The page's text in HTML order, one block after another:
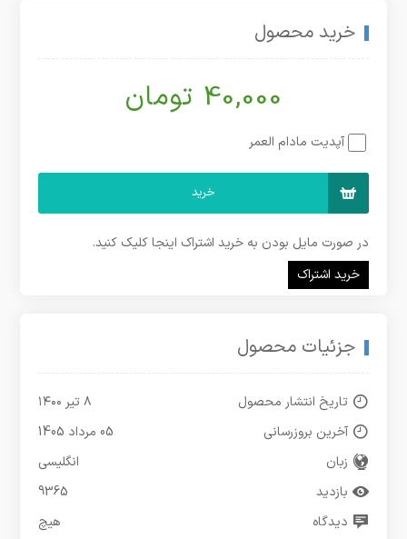
خرید محصول
40,000 تومان
آپدیت مادام العمر
خرید
در صورت مایل بودن به خرید اشتراک اینجا کلیک کنید.
خرید اشتراک
جزئیات محصول
تاریخ انتشار محصول
۸ تیر ۱۴۰۰
آخرین بروزرسانی
05 مرداد 1405
زبان
انگلیسی
بازدید
9365
دیدگاه
هیچ